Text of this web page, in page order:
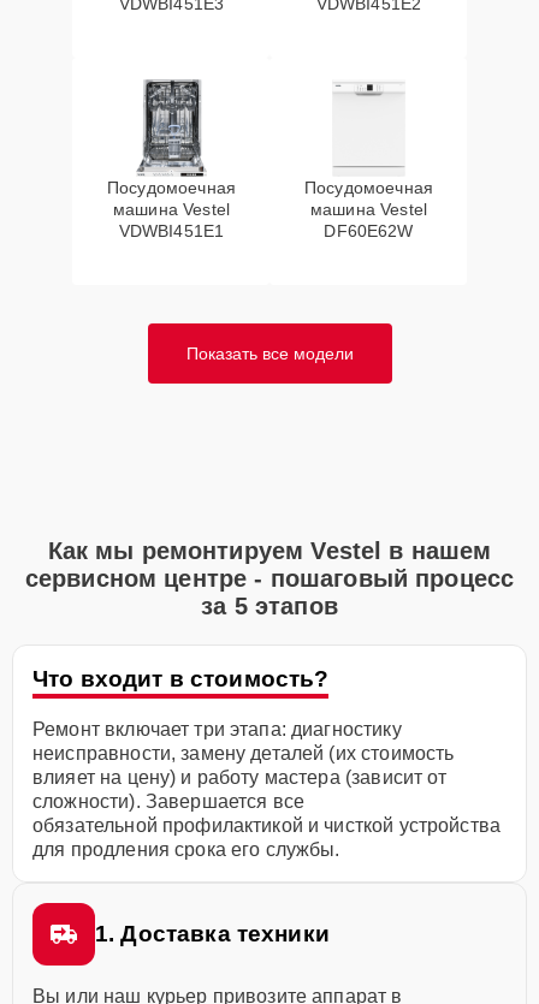
Посудомоечная
машина Vestel
VDWBI451E1
Посудомоечная
машина Vestel
DF60E62W
Показать все модели
Как мы ремонтируем Vestel в нашем
сервисном центре - пошаговый процесс
за 5 этапов
Что входит в стоимость?
Ремонт включает три этапа: диагностику
неисправности, замену деталей (их стоимость
влияет на цену) и работу мастера (зависит от
сложности). Завершается все
обязательной профилактикой и чисткой устройства
для продления срока его службы.
1. Доставка техники
Вы или наш курьер привозите аппарат в